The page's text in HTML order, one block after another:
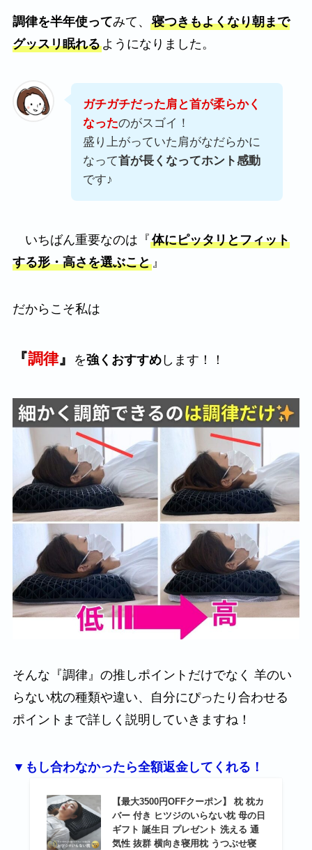
調律を半年使ってみて、 寝つきもよくなり朝まで
グッスリ眠れるようになりました。
ガチガチだった肩と首が柔らかく
なったのがスゴイ！
盛り上がっていた肩がなだらかに
なって首が長くなってホント感動
です♪
いちばん重要なのは『体にピッタリとフィット
する形・高さを選ぶこと』
だからこそ私は
『調律』 を強くおすすめします！！
そんな『調律』の推しポイントだけでなく 羊のい
らない枕の種類や違い、自分にぴったり合わせる
ポイントまで詳しく説明していきますね！
▼もし合わなかったら全額返金してくれる！
【最大3500円OFFクーポン】 枕 枕カ
バー 付き ヒツジのいらない枕 母の日
ギフト 誕生日 プレゼント 洗える 通
気性 抜群 横向き寝用枕 うつぶせ寝